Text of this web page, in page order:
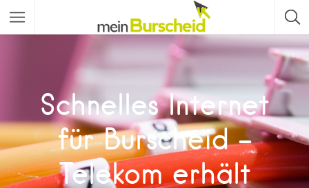
Schnelles Internet
für Burscheid –
Telekom erhält